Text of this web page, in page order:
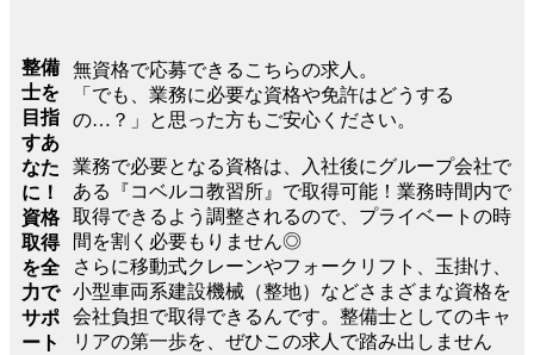
整備
士を
目指
すあ
なた
に！
資格
取得
を全
力で
サポ
ート
無資格で応募できるこちらの求人。
「でも、業務に必要な資格や免許はどうする
の…？」と思った方もご安心ください。
業務で必要となる資格は、入社後にグループ会社で
ある『コベルコ教習所』で取得可能！業務時間内で
取得できるよう調整されるので、プライベートの時
間を割く必要もりません◎
さらに移動式クレーンやフォークリフト、玉掛け、
小型車両系建設機械（整地）などさまざまな資格を
会社負担で取得できるんです。整備士としてのキャ
リアの第一歩を、ぜひこの求人で踏み出しません